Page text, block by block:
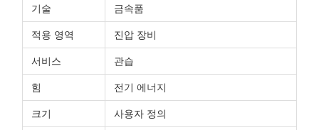
기술 금속품
적용 영역 진압 장비
서비스 관습
힘 전기 에너지
크기 사용자 정의